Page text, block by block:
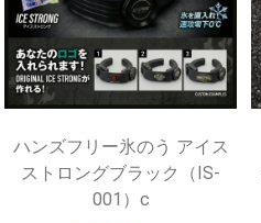
ハンズフリー氷のう アイス
ストロングブラック（IS-
001）c